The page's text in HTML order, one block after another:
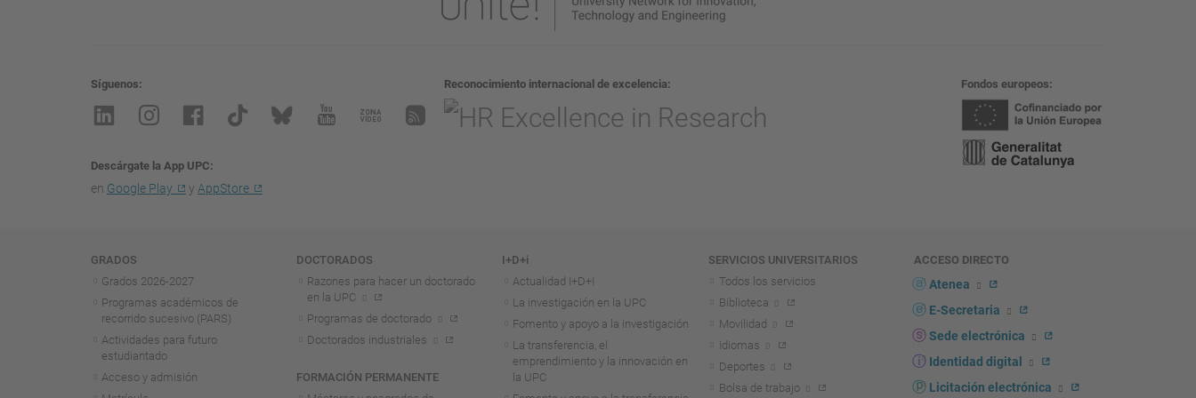
Síguenos
Descárgate la App UPC
en Google Play y AppStore
Reconocimiento internacional de excelencia Fondos europeos
Navegación
GRADOS
Grados 2026-2027
Programas académicos de
recorrido sucesivo (PARS)
Actividades para futuro
estudiantado
Acceso y admisión
DOCTORADOS
Razones para hacer un doctorado
en la UPC
Programas de doctorado
Doctorados industriales
FORMACIÓN PERMANENTE
I+D+i
Actualidad I+D+I
La investigación en la UPC
Fomento y apoyo a la investigación
La transferencia, el
emprendimiento y la innovación en
la UPC
SERVICIOS UNIVERSITARIOS
Todos los servicios
Biblioteca
Movilidad
Idiomas
Deportes
Bolsa de trabajo
ACCESO DIRECTO
Atenea
E-Secretaria
Sede electrónica
Identidad digital
Licitación electrónica